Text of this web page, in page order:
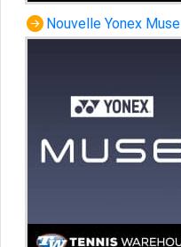
Nouvelle Yonex Muse